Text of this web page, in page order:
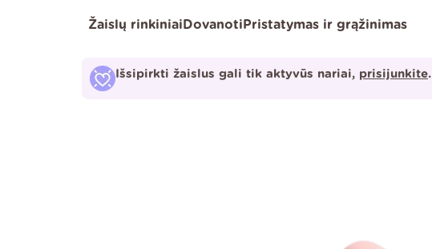
Žaislų rinkiniai Dovanoti Pristatymas ir grąžinimas
Išsipirkti žaislus gali tik aktyvūs nariai, prisijunkite.